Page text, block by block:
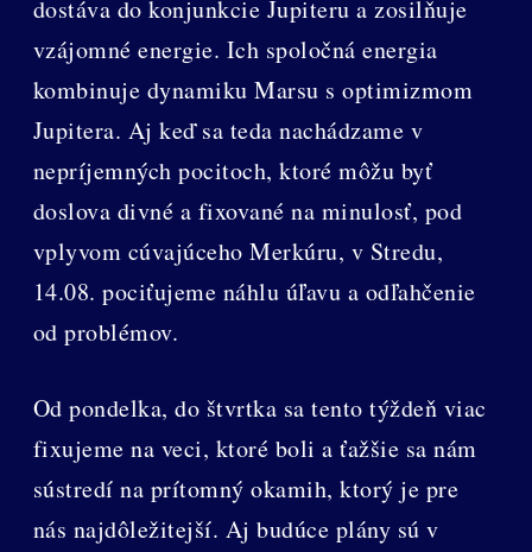
dostáva do konjunkcie Jupiteru a zosilňuje
vzájomné energie. Ich spoločná energia
kombinuje dynamiku Marsu s optimizmom
Jupitera. Aj keď sa teda nachádzame v
nepríjemných pocitoch, ktoré môžu byť
doslova divné a fixované na minulosť, pod
vplyvom cúvajúceho Merkúru, v Stredu,
14.08. pociťujeme náhlu úľavu a odľahčenie
od problémov.
Od pondelka, do štvrtka sa tento týždeň viac
fixujeme na veci, ktoré boli a ťažšie sa nám
sústredí na prítomný okamih, ktorý je pre
nás najdôležitejší. Aj budúce plány sú v